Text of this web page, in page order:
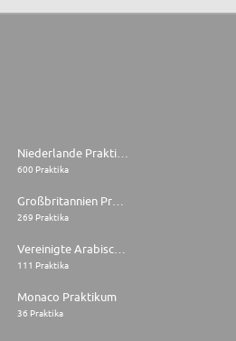
600 Praktika
269 Praktika
111 Praktika
Monaco Praktikum
36 Praktika